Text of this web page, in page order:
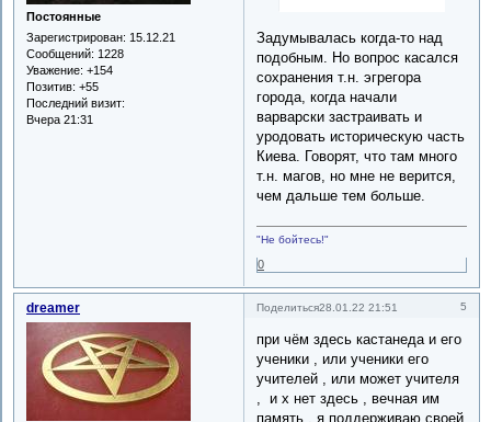
Постоянные
Зарегистрирован: 15.12.21
Сообщений: 1228
Уважение: +154
Позитив: +55
Последний визит:
Вчера 21:31
Задумывалась когда-то над
подобным. Но вопрос касался
сохранения т.н. эгрегора
города, когда начали
варварски застраивать и
уродовать историческую часть
Киева. Говорят, что там много
т.н. магов, но мне не верится,
чем дальше тем больше.
"Не бойтесь!"
0
Поделиться 5
28.01.22 21:51
dreamer
при чём здесь кастанеда и его
ученики , или ученики его
учителей , или может учителя
, и х нет здесь , вечная им
память , я поддерживаю своей